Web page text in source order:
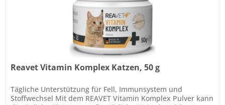
Reavet Vitamin Komplex Katzen, 50 g
Tägliche Unterstützung für Fell, Immunsystem und
Stoffwechsel Mit dem REAVET Vitamin Komplex Pulver kann